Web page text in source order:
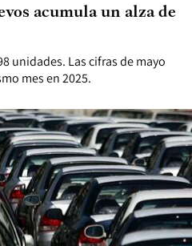
unidades. Las cifras de mayo
mes en 2025.
acumula un alza de